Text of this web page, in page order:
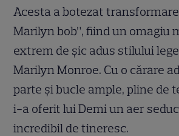
Acesta a botezat
Marilyn bob”, fiind un omagiu
extrem de șic adus stilului
Marilyn Monroe. Cu o cărare
parte și bucle ample, pline de
i-a oferit lui Demi un aer
incredibil de tineresc.